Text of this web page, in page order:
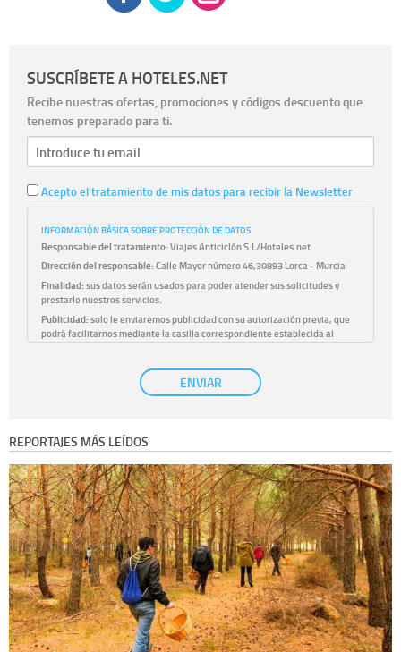
SUSCRÍBETE A HOTELES.NET
Recibe nuestras ofertas, promociones y códigos descuento que
tenemos preparado para ti.
Acepto el tratamiento de mis datos para recibir la Newsletter
INFORMACIÓN BÁSICA SOBRE PROTECCIÓN DE DATOS
Responsable del tratamiento:Viajes Anticiclón S.L/Hoteles.net
Dirección del responsable:Calle Mayor número 46,30893 Lorca - Murcia
Finalidad:sus datos serán usados para poder atender sus solicitudes y
prestarle nuestros servicios.
Publicidad:solo le enviaremos publicidad con su autorización previa, que
podrá facilitarnos mediante la casilla correspondiente establecida al
efecto.
únicamente trataremos sus datos con su consentimiento
previo, que podrá facilitarnos mediante la casilla correspondiente
información que le pedimos. No se comunicarán datos a terceros.
Derechos:tiene derecho a saber qué información tenemos sobre usted,
corregirla y eliminarla, tal y como se explica en la información adicional
disponible en nuestra página web.
Información complementaria:Puede consultar la información adicional y
detallada sobre cómo tratamos sus datos en lapolítica de privacidad
ENVIAR
REPORTAJES MÁS LEÍDOS